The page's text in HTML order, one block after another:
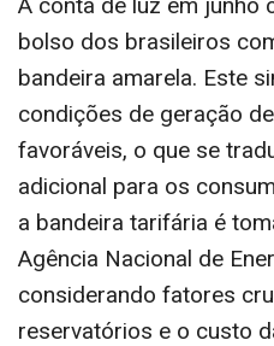
bolso dos brasileiros
bandeira amarela. Este
condições de geração
favoráveis, o que se
adicional para os
a bandeira tarifária é
Agência Nacional de
considerando fatores
reservatórios e o custo